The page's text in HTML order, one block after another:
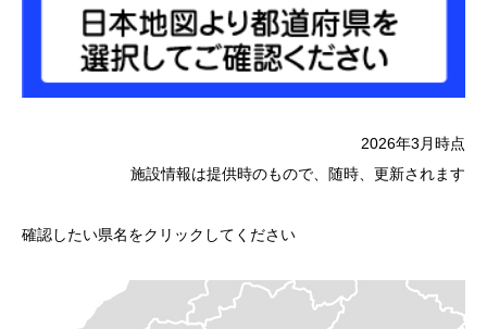
2026年3月時点
施設情報は提供時のもので、随時、更新されます
確認したい県名をクリックしてください